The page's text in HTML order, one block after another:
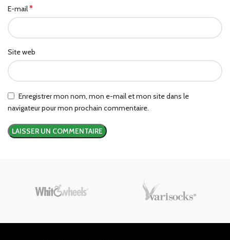
E-mail*
Site web
Enregistrer mon nom, mon e-mail et mon site dans le
navigateur pour mon prochain commentaire.